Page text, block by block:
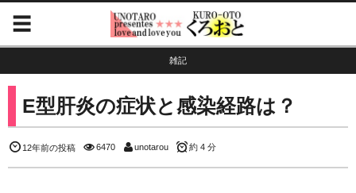
雑記
E型肝炎の症状と感染経路は？
12年前の投稿 6470 unotarou 約 4 分